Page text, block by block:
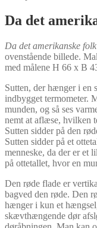
Da det
Da det amerikanske
ovenstående billede.
med målene H 66 x B
Sutten, der hænger i en
indbygget termometer.
munden, og så ses
nemt at aflæse, hvilken
Sutten sidder på den
Sutten sidder på et
menneske, da der er et
på ottetallet, hvor en
Den røde flade er
bagved den røde. Den
hænger i kun et
skævthængende dør